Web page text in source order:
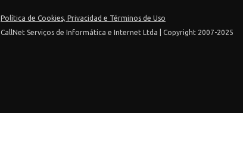
Política de Cookies, Privacidad e Términos de Uso
CallNet Serviços de Informática e Internet Ltda | Copyright 2007-2025